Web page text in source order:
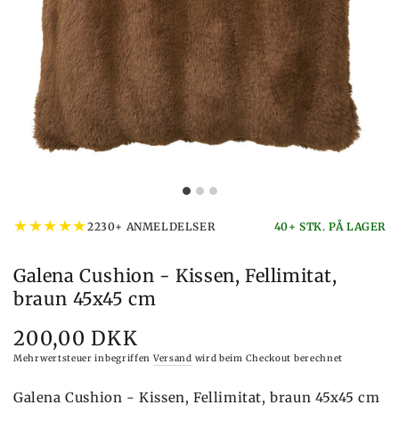
★★★★★2230+ ANMELDELSER 40+ STK. PÅ LAGER
Galena Cushion - Kissen, Fellimitat,
braun 45x45 cm
Preis
200,00 DKK
Mehrwertsteuer inbegriffen Versand wird beim Checkout berechnet
Galena Cushion - Kissen, Fellimitat, braun 45x45 cm